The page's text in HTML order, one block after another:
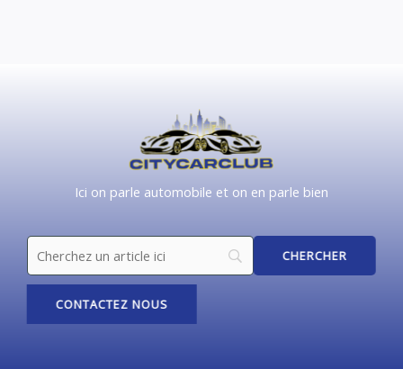
Ici on parle automobile et on en parle bien
CONTACTEZ NOUS